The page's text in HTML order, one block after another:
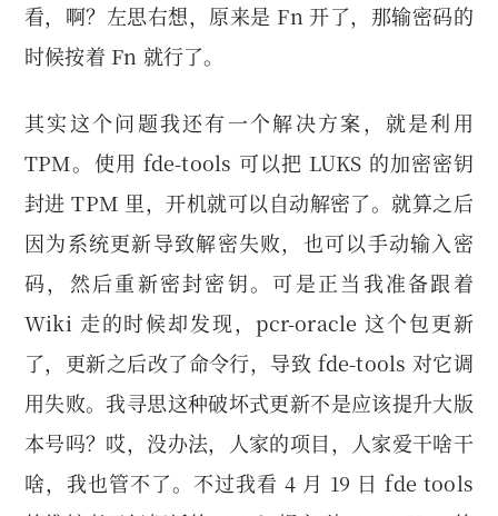
看，啊？左思右想，原来是 Fn 开了，那输密码的
时候按着 Fn 就行了。
其实这个问题我还有一个解决方案，就是利用
TPM。使用 fde-tools 可以把 LUKS 的加密密钥
封进 TPM 里，开机就可以自动解密了。就算之后
因为系统更新导致解密失败，也可以手动输入密
码，然后重新密封密钥。可是正当我准备跟着
Wiki 走的时候却发现，pcr-oracle 这个包更新
了，更新之后改了命令行，导致 fde-tools 对它调
用失败。我寻思这种破坏式更新不是应该提升大版
本号吗？哎，没办法，人家的项目，人家爱干啥干
啥，我也管不了。不过我看 4 月 19 日 fde tools